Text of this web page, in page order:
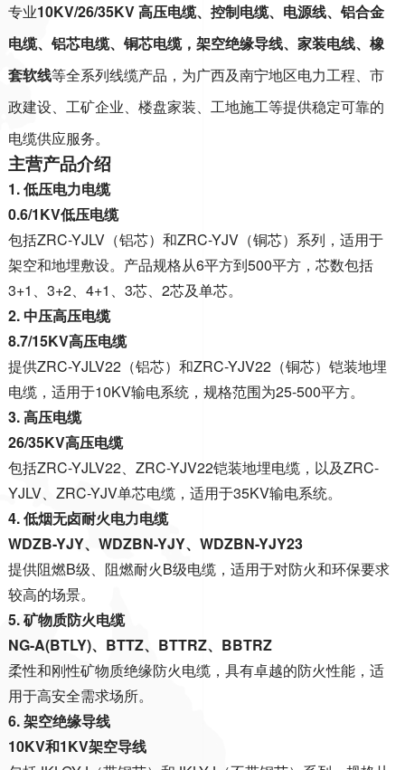
专业10KV/26/35KV 高压电缆、控制电缆、电源线、铝合金
电缆、铝芯电缆、铜芯电缆，架空绝缘导线、家装电线、橡
套软线等全系列线缆产品，为广西及南宁地区电力工程、市
政建设、工矿企业、楼盘家装、工地施工等提供稳定可靠的
电缆供应服务。
主营产品介绍
1. 低压电力电缆
0.6/1KV低压电缆
包括ZRC-YJLV（铝芯）和ZRC-YJV（铜芯）系列，适用于
架空和地埋敷设。产品规格从6平方到500平方，芯数包括
3+1、3+2、4+1、3芯、2芯及单芯。
2. 中压高压电缆
8.7/15KV高压电缆
提供ZRC-YJLV22（铝芯）和ZRC-YJV22（铜芯）铠装地埋
电缆，适用于10KV输电系统，规格范围为25-500平方。
3. 高压电缆
26/35KV高压电缆
包括ZRC-YJLV22、ZRC-YJV22铠装地埋电缆，以及ZRC-
YJLV、ZRC-YJV单芯电缆，适用于35KV输电系统。
4. 低烟无卤耐火电力电缆
WDZB-YJY、WDZBN-YJY、WDZBN-YJY23
提供阻燃B级、阻燃耐火B级电缆，适用于对防火和环保要求
较高的场景。
5. 矿物质防火电缆
NG-A(BTLY)、BTTZ、BTTRZ、BBTRZ
柔性和刚性矿物质绝缘防火电缆，具有卓越的防火性能，适
用于高安全需求场所。
6. 架空绝缘导线
10KV和1KV架空导线